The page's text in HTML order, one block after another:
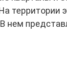
территории
нем